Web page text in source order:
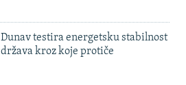
Dunav testira energetsku stabilnost
država kroz koje protiče